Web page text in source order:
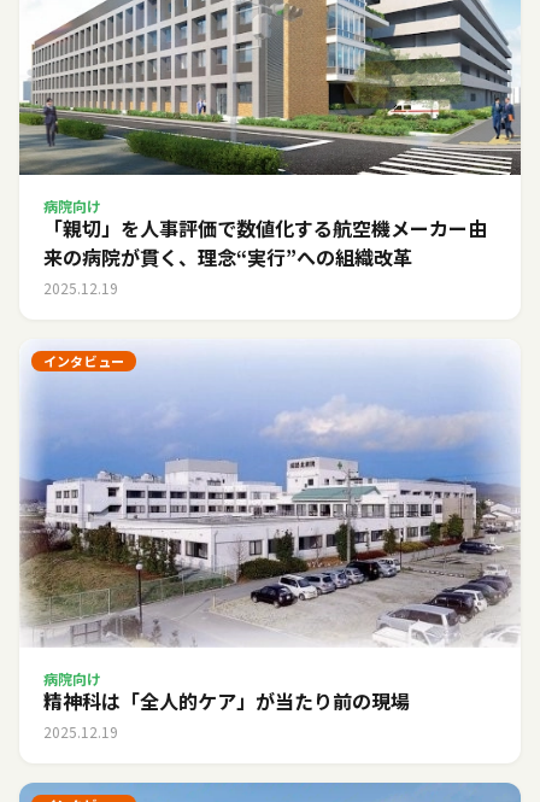
病院向け
「親切」を人事評価で数値化する――航空機メーカー由
来の病院が貫く、理念“実行”への組織改革
2025.12.19
インタビュー
病院向け
精神科は「全人的ケア」が当たり前の現場
2025.12.19